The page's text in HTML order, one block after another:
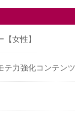
女性】
テ力強化コンテンツ